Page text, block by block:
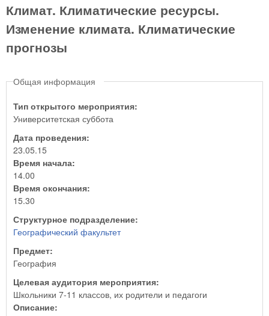
Климат. Климатические ресурсы.
Изменение климата. Климатические
прогнозы
Общая информация
Тип открытого мероприятия:
Университетская суббота
Дата проведения:
23.05.15
Время начала:
14.00
Время окончания:
15.30
Структурное подразделение:
Географический факультет
Предмет:
География
Целевая аудитория мероприятия:
Школьники 7-11 классов, их родители и педагоги
Описание: